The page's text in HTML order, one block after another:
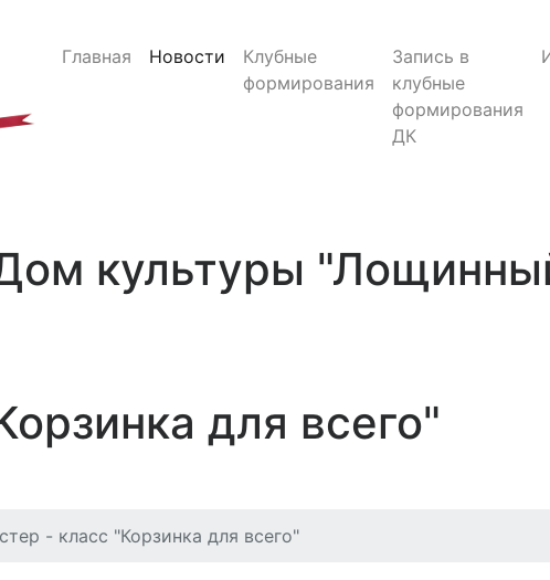
Главная Новости
Клубные
формирования
Запись в
клубные
формирования
ДК
культуры
для всего"
- класс "Корзинка для всего"